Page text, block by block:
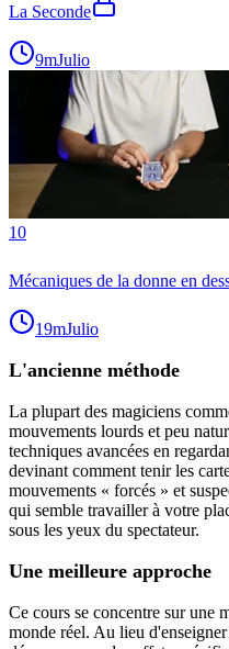
La Seconde
9mJulio
10
Mécaniques de la donne en
19mJulio
L'ancienne méthode
La plupart des magiciens
mouvements lourds et peu
techniques avancées en
devinant comment tenir les
mouvements « forcés » et
qui semble travailler à votre
sous les yeux du spectateur.
Une meilleure approche
Ce cours se concentre sur une
monde réel. Au lieu